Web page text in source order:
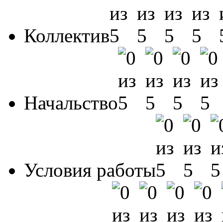
Коллектив
Начальство
Условия работы